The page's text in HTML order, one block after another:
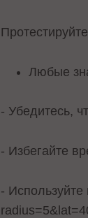
Любые
- Убедитесь,
- Избегайте
-